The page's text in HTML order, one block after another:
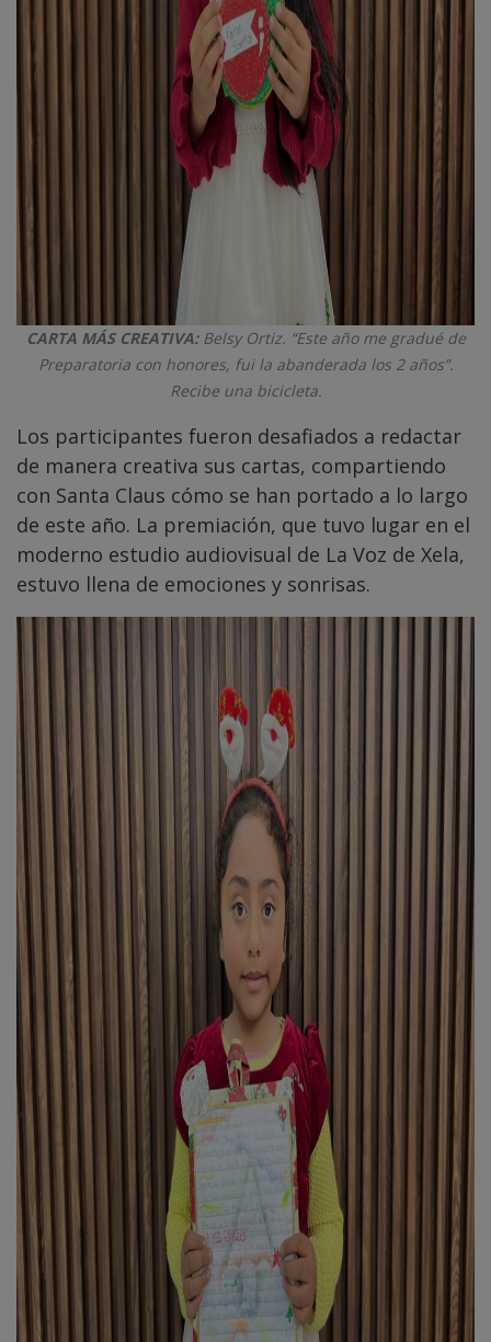
CARTA MÁS CREATIVA:Belsy Ortiz. “Este año me gradué de
Preparatoria con honores, fui la abanderada los 2 años”.
Recibe una bicicleta.
Los participantes fueron desafiados a redactar
de manera creativa sus cartas, compartiendo
con Santa Claus cómo se han portado a lo largo
de este año. La premiación, que tuvo lugar en el
moderno estudio audiovisual de La Voz de Xela,
estuvo llena de emociones y sonrisas.